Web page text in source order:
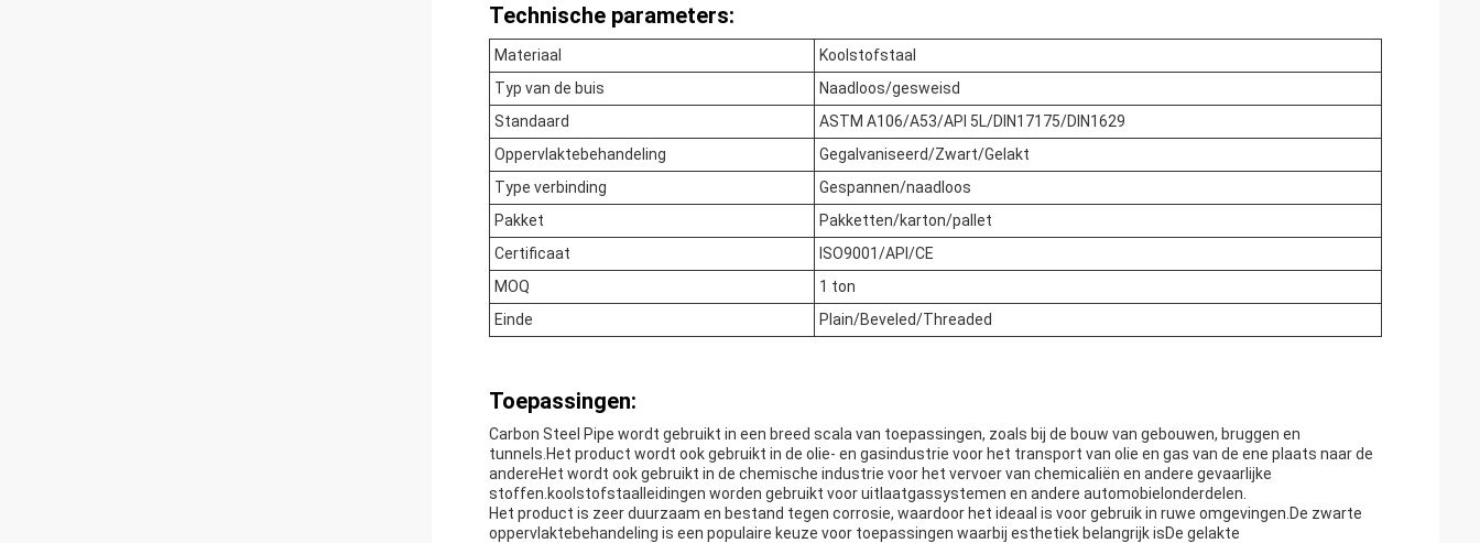
Technische parameters:
Materiaal
Koolstofstaal
Typ van de buis
Naadloos/gesweisd
Standaard
ASTM A106/A53/API 5L/DIN17175/DIN1629
Oppervlaktebehandeling
Gegalvaniseerd/Zwart/Gelakt
Type verbinding
Gespannen/naadloos
Pakket
Pakketten/karton/pallet
Certificaat
ISO9001/API/CE
MOQ
1 ton
Einde
Plain/Beveled/Threaded
Toepassingen:
Carbon Steel Pipe wordt gebruikt in een breed scala van toepassingen, zoals bij de bouw van gebouwen, bruggen en
tunnels.Het product wordt ook gebruikt in de olie- en gasindustrie voor het transport van olie en gas van de ene plaats naar de
andereHet wordt ook gebruikt in de chemische industrie voor het vervoer van chemicaliën en andere gevaarlijke
stoffen.koolstofstaalleidingen worden gebruikt voor uitlaatgassystemen en andere automobielonderdelen.
Het product is zeer duurzaam en bestand tegen corrosie, waardoor het ideaal is voor gebruik in ruwe omgevingen.De zwarte
oppervlaktebehandeling is een populaire keuze voor toepassingen waarbij esthetiek belangrijk isDe gelakte